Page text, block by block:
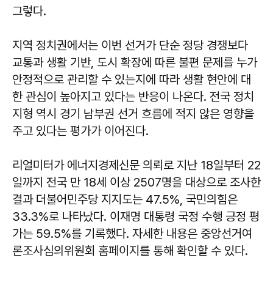
그렇다.
지역 정치권에서는 이번 선거가 단순 정당 경쟁보다
교통과 생활 기반, 도시 확장에 따른 불편 문제를 누가
안정적으로 관리할 수 있는지에 따라 생활 현안에 대
한 관심이 높아지고 있다는 반응이 나온다. 전국 정치
지형 역시 경기 남부권 선거 흐름에 적지 않은 영향을
주고 있다는 평가가 이어진다.
리얼미터가 에너지경제신문 의뢰로 지난 18일부터 22
일까지 전국 만 18세 이상 2507명을 대상으로 조사한
결과 더불어민주당 지지도는 47.5%, 국민의힘은
33.3%로 나타났다. 이재명 대통령 국정 수행 긍정 평
가는 59.5%를 기록했다. 자세한 내용은 중앙선거여
론조사심의위원회 홈페이지를 통해 확인할 수 있다.